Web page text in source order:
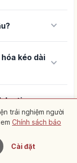
keyboard_arrow_down
kéo dài
keyboard_arrow_down
keyboard_arrow_down
trải
thế nào?
Gần đây
trải nghiệm người
Chính sách bảo
Cài đặt